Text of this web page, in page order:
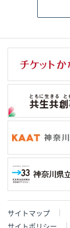
サイトマップ
サイトポリシー